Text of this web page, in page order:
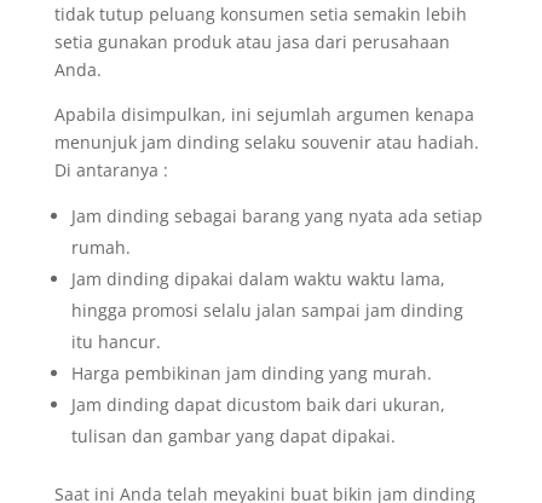
tidak tutup peluang konsumen setia semakin lebih
setia gunakan produk atau jasa dari perusahaan
Anda.
Apabila disimpulkan, ini sejumlah argumen kenapa
menunjuk jam dinding selaku souvenir atau hadiah.
Di antaranya :
Jam dinding sebagai barang yang nyata ada setiap
rumah.
Jam dinding dipakai dalam waktu waktu lama,
hingga promosi selalu jalan sampai jam dinding
itu hancur.
Harga pembikinan jam dinding yang murah.
Jam dinding dapat dicustom baik dari ukuran,
tulisan dan gambar yang dapat dipakai.
Saat ini Anda telah meyakini buat bikin jam dinding